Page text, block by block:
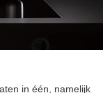
in één, namelijk